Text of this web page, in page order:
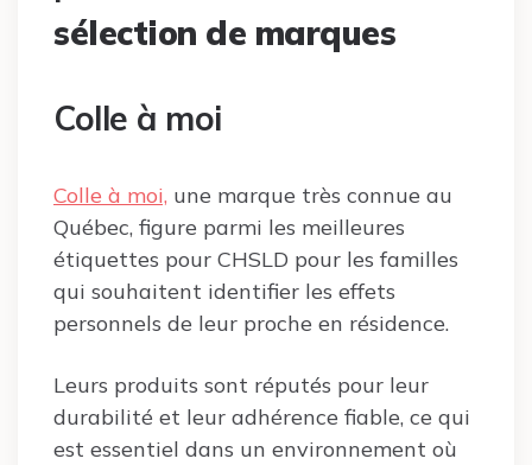
sélection de marques
Colle à moi
Colle à moi, une marque très connue au
Québec, figure parmi les meilleures
étiquettes pour CHSLD pour les familles
qui souhaitent identifier les effets
personnels de leur proche en résidence.
Leurs produits sont réputés pour leur
durabilité et leur adhérence fiable, ce qui
est essentiel dans un environnement où